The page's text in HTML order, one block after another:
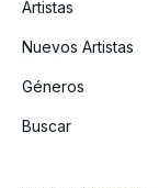
Artistas
Nuevos Artistas
Géneros
Buscar